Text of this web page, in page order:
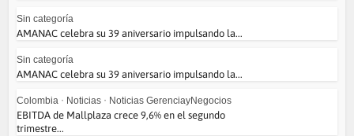
Sin categoría
AMANAC celebra su 39 aniversario impulsando la...
Sin categoría
AMANAC celebra su 39 aniversario impulsando la...
Colombia • Noticias • Noticias GerenciayNegocios
EBITDA de Mallplaza crece 9,6% en el segundo
trimestre...